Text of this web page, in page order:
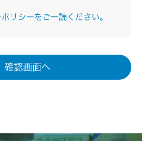
リシーをご一読ください。
確認画面へ